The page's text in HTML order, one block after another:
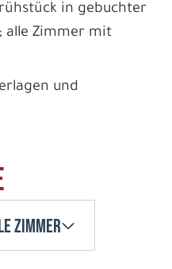
in gebuchter
alle Zimmer mit
und
Zimmer